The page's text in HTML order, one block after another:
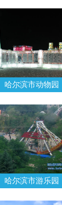
哈尔滨市动物园
哈尔滨市游乐园